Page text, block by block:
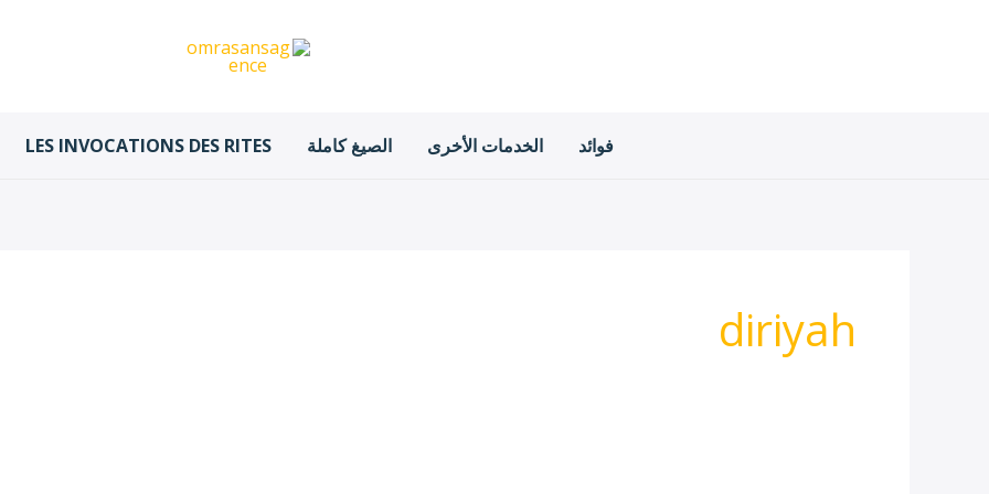
فوائد الخدمات الأخرى الصيغ كاملة LES INVOCATIONS DES RITES
diriyah